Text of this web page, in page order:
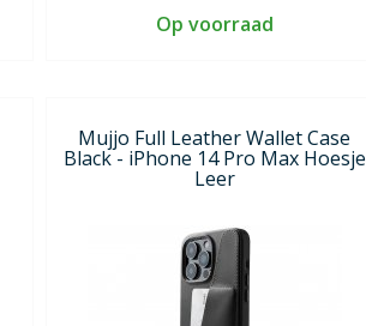
Op voorraad
Mujjo Full Leather Wallet Case
Black - iPhone 14 Pro Max Hoesje
Leer